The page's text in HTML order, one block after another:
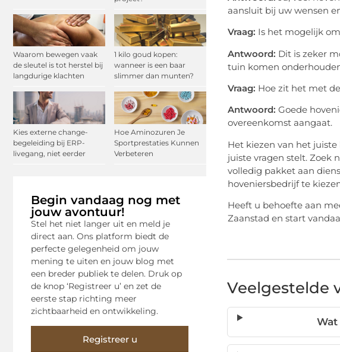
Waarom bewegen vaak
de sleutel is tot herstel bij
langdurige klachten
1 kilo goud kopen:
wanneer is een baar
slimmer dan munten?
Kies externe change-
begeleiding bij ERP-
livegang, niet eerder
Hoe Aminozuren Je
Sportprestaties Kunnen
Verbeteren
Begin vandaag nog met
jouw avontuur!
Stel het niet langer uit en meld je
direct aan. Ons platform biedt de
perfecte gelegenheid om jouw
mening te uiten en jouw blog met
een breder publiek te delen. Druk op
de knop ‘Registreer u’ en zet de
eerste stap richting meer
zichtbaarheid en ontwikkeling.
Registreer u
aansluit bij uw wensen
Vraag: Is het mogelijk
Antwoord: Dit is zeker
tuin komen
Vraag: Hoe zit het met
Antwoord: Goede
overeenkomst aangaat.
Het kiezen van het
juiste vragen stelt. Zoek
volledig pakket aan
hoveniersbedrijf te
Heeft u behoefte aan
Zaanstad en start
Veelgestelde